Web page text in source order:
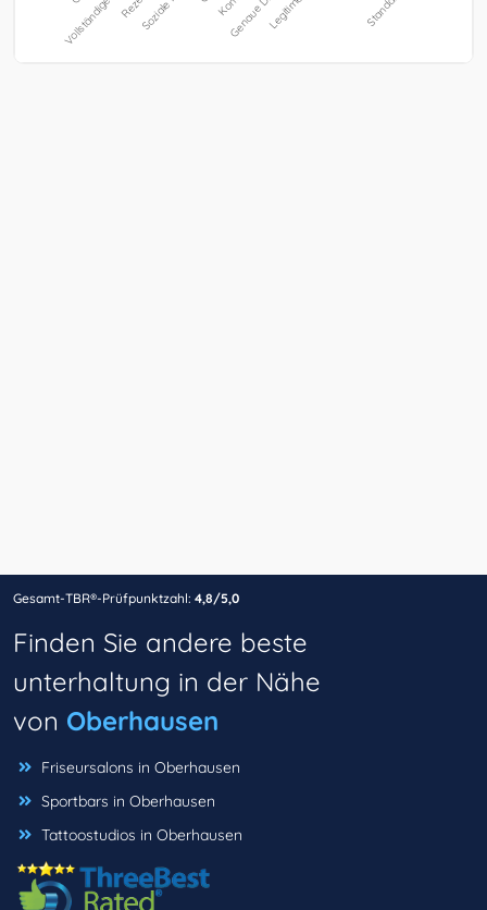
Gesamt-TBR®-Prüfpunktzahl: 4,8/5,0
Finden Sie andere beste
unterhaltung in der Nähe
von Oberhausen
Friseursalons in Oberhausen
Sportbars in Oberhausen
Tattoostudios in Oberhausen